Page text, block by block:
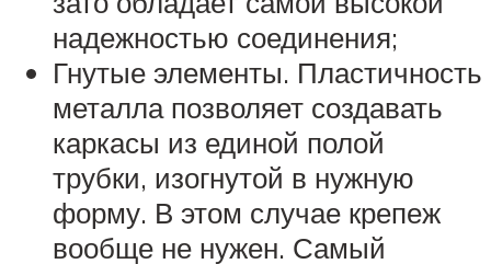
надежностью соединения;
Гнутые элементы. Пластичность
металла позволяет создавать
каркасы из единой полой
трубки, изогнутой в нужную
форму. В этом случае крепеж
вообще не нужен. Самый